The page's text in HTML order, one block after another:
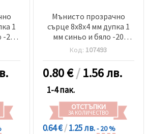
1
-20
Мънисто прозрачно
сърце 8x8x4 мм дупка 1
мм синьо и бяло -20
грама ~136 броя
Код: 107493
0.80€/1.56 лв.
1-4 пак.
ОТСТЪПКИ
ЗА КОЛИЧЕСТВО
0.64 €/1.25 лв.- 20 %